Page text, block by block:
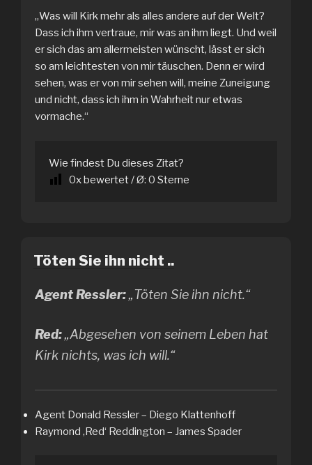
„Was will Kirk mehr als alles andere auf der Welt?
Dass ich ihm vertraue, mir was an ihm liegt. Und weil
er sich das am allermeisten wünscht, lässt er sich
so am leichtesten von mir täuschen. Denn er wird
sehen, was er von mir sehen will, meine Zuneigung
und nicht, dass ich ihm in Wahrheit nur etwas
vormache.“
Wie findest Du dieses Zitat?
0x bewertet / Ø: 0 Sterne
Töten Sie ihn nicht ..
Agent Ressler:„Töten Sie ihn nicht.“
Red:„Abgesehen von seinem Leben hat
Kirk nichts, was ich will.“
Agent Donald Ressler – Diego Klattenhoff
Raymond ‚Red‘ Reddington – James Spader